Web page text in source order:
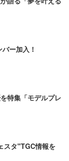
ー加入！
特集「モデルプレ
スタ"TGC情報を